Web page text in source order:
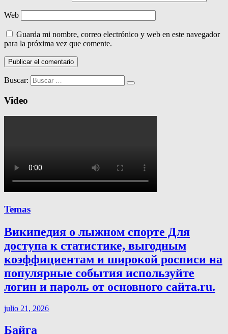
Web
Guarda mi nombre, correo electrónico y web en este navegador
para la próxima vez que comente.
Buscar:
Video
Temas
Википедия о лыжном спорте Для
доступа к статистике, выгодным
коэффициентам и широкой росписи на
популярные события используйте
логин и пароль от основного сайта.ru.
julio 21, 2026
Байга